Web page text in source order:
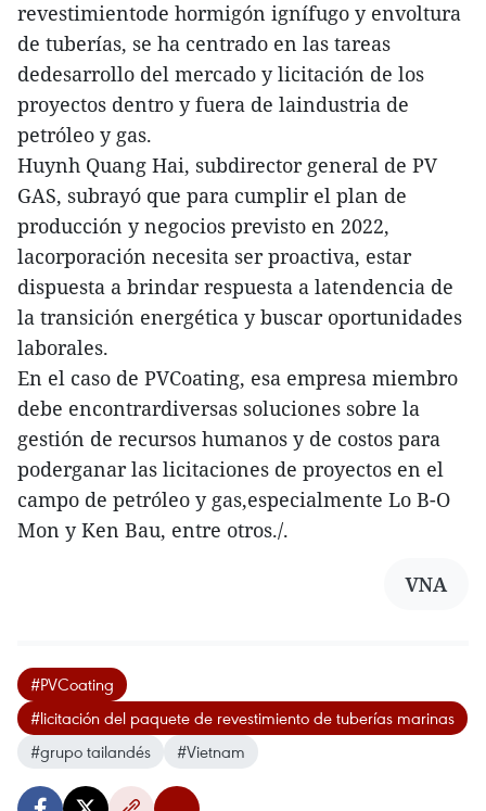
revestimientode hormigón ignífugo y envoltura
de tuberías, se ha centrado en las tareas
dedesarrollo del mercado y licitación de los
proyectos dentro y fuera de laindustria de
petróleo y gas.
Huynh Quang Hai, subdirector general de PV
GAS, subrayó que para cumplir el plan de
producción y negocios previsto en 2022,
lacorporación necesita ser proactiva, estar
dispuesta a brindar respuesta a latendencia de
la transición energética y buscar oportunidades
laborales.
En el caso de PVCoating, esa empresa miembro
debe encontrardiversas soluciones sobre la
gestión de recursos humanos y de costos para
poderganar las licitaciones de proyectos en el
campo de petróleo y gas,especialmente Lo B-O
Mon y Ken Bau, entre otros./.
VNA
#PVCoating
#licitación del paquete de revestimiento de tuberías marinas
#grupo tailandés
#Vietnam